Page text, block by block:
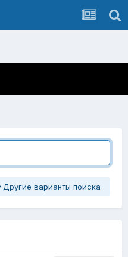
Другие варианты поиска